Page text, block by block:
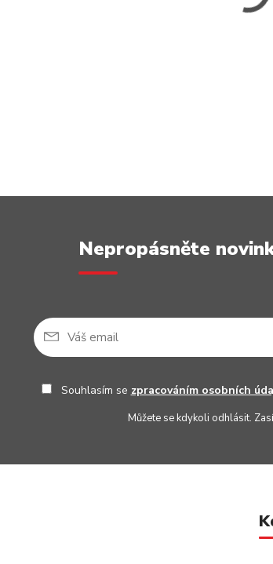
Nepropásněte
Souhlasím se zpracováním osobních
Můžete se kdykoli odhlásit.